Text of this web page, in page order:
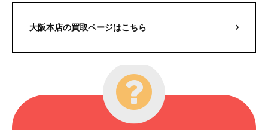
大阪本店の買取ページはこちら